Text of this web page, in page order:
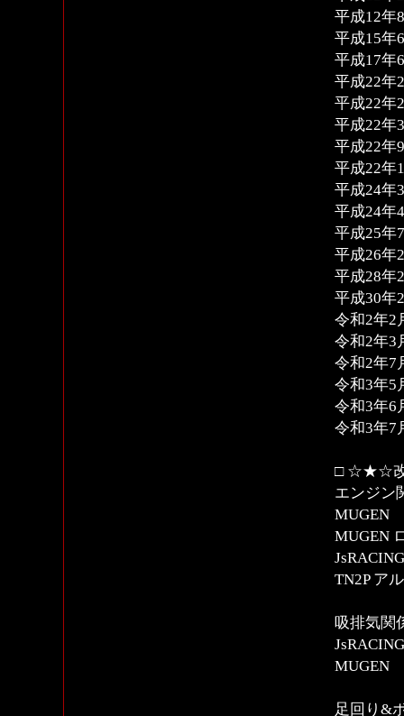
平成12
平成15
平成17
平成22
平成22
平成22
平成22
平成22
平成24
平成24
平成25
平成26
平成28
平成30
令和2年
令和2年
令和2年
令和3年
令和3年
令和3年
□ ☆★☆
エンジン
MUGEN
MUGEN
TN2P ア
吸排気関
MUGEN
足回り&